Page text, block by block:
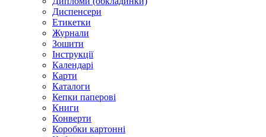
Диспенсери
Етикетки
Журнали
Зошити
Інструкції
Календарі
Карти
Каталоги
Кепки паперові
Книги
Конверти
Коробки картонні